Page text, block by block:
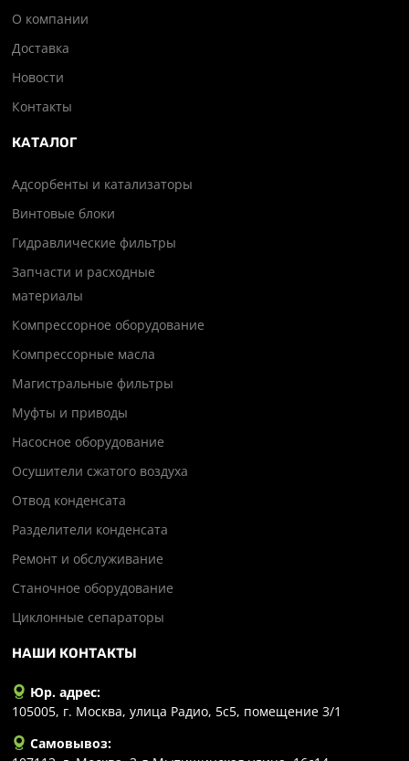
О компании
Доставка
Новости
Контакты
КАТАЛОГ
Адсорбенты и катализаторы
Винтовые блоки
Гидравлические фильтры
Запчасти и расходные
материалы
Компрессорное оборудование
Компрессорные масла
Магистральные фильтры
Муфты и приводы
Насосное оборудование
Осушители сжатого воздуха
Отвод конденсата
Разделители конденсата
Ремонт и обслуживание
Станочное оборудование
Циклонные сепараторы
НАШИ КОНТАКТЫ
Юр. адрес:
105005, г. Москва, улица Радио, 5с5, помещение 3/1
Самовывоз: